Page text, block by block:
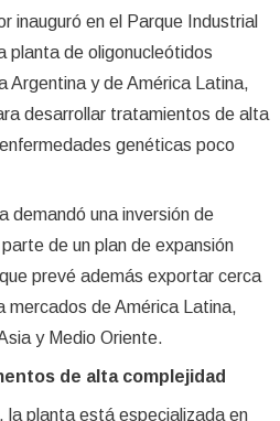
inauguró en el Parque Industrial
planta de oligonucleótidos
Argentina y de América Latina,
desarrollar tratamientos de alta
genéticas poco
demandó una inversión de
de un plan de expansión
prevé además exportar cerca
mercados de América Latina,
y Medio Oriente.
de alta complejidad
la planta está especializada en